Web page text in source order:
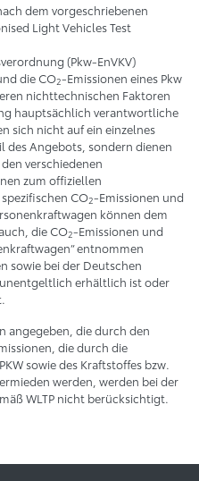
dem vorgeschriebenen
Light Vehicles Test
(Pkw-EnVKV)
die CO2-Emissionen eines Pkw
nichttechnischen Faktoren
hauptsächlich verantwortliche
sich nicht auf ein einzelnes
des Angebots, sondern dienen
verschiedenen
zum offiziellen
CO2-Emissionen und
können dem
die CO2-Emissionen und
entnommen
sowie bei der Deutschen
erhältlich ist oder
angegeben, die durch den
die durch die
sowie des Kraftstoffes bzw.
werden, werden bei der
WLTP nicht berücksichtigt.